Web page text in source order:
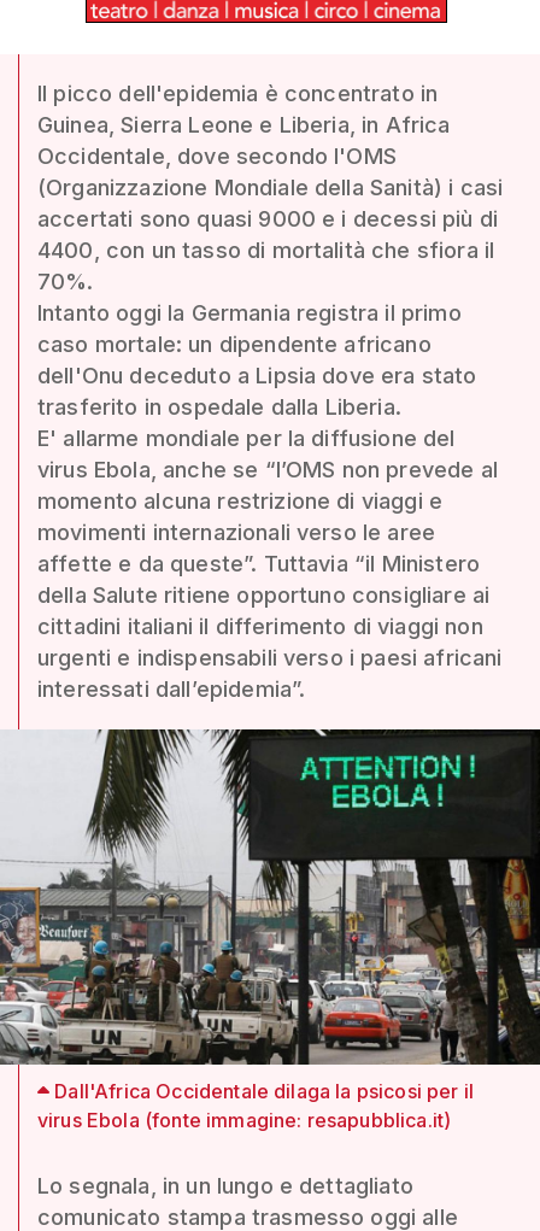
Il picco dell'epidemia è concentrato in
Guinea, Sierra Leone e Liberia, in Africa
Occidentale, dove secondo l'OMS
(Organizzazione Mondiale della Sanità) i casi
accertati sono quasi 9000 e i decessi più di
4400, con un tasso di mortalità che sfiora il
70%.
Intanto oggi la Germania registra il primo
caso mortale: un dipendente africano
dell'Onu deceduto a Lipsia dove era stato
trasferito in ospedale dalla Liberia.
E' allarme mondiale per la diffusione del
virus Ebola, anche se “l’OMS non prevede al
momento alcuna restrizione di viaggi e
movimenti internazionali verso le aree
affette e da queste”. Tuttavia “il Ministero
della Salute ritiene opportuno consigliare ai
cittadini italiani il differimento di viaggi non
urgenti e indispensabili verso i paesi africani
interessati dall’epidemia”.
Dall'Africa Occidentale dilaga la psicosi per il
virus Ebola (fonte immagine: resapubblica.it)
Lo segnala, in un lungo e dettagliato
comunicato stampa trasmesso oggi alle